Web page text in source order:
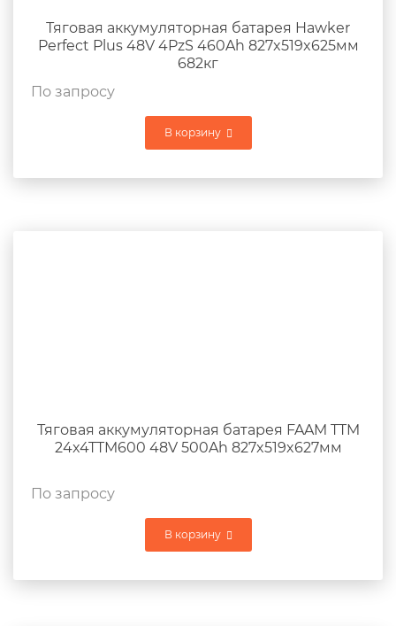
Тяговая аккумуляторная батарея Hawker
Perfect Plus 48V 4PzS 460Ah 827x519x625мм
682кг
По запросу
В корзину
Тяговая аккумуляторная батарея FAAM TTM
24x4TTM600 48V 500Ah 827x519x627мм
По запросу
В корзину